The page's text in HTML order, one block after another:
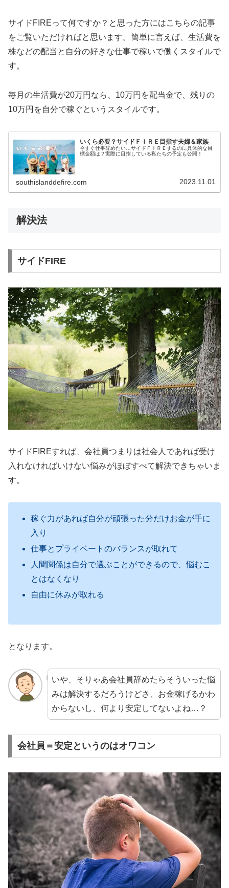
サイドFIREって何ですか？と思った方にはこちらの記事
をご覧いただければと思います。簡単に言えば、生活費を
株などの配当と自分の好きな仕事で稼いで働くスタイルで
す。
毎月の生活費が20万円なら、10万円を配当金で、残りの
10万円を自分で稼ぐというスタイルです。
いくら必要？サイドＦＩＲＥ目指す夫婦＆家族
今すぐ仕事辞めたい…サイドＦＩＲＥするのに具体的な目
標金額は？実際に目指している私たちの予定も公開！
southislanddefire.com 2023.11.01
解決法
サイドFIRE
サイドFIREすれば、会社員つまりは社会人であれば受け
入れなければいけない悩みがほぼすべて解決できちゃいま
す。
稼ぐ力があれば自分が頑張った分だけお金が手に
入り
仕事とプライベートのバランスが取れて
人間関係は自分で選ぶことができるので、悩むこ
とはなくなり
自由に休みが取れる
となります。
いや、そりゃあ会社員辞めたらそういった悩
みは解決するだろうけどさ、お金稼げるかわ
からないし、何より安定してないよね…？
会社員＝安定というのはオワコン